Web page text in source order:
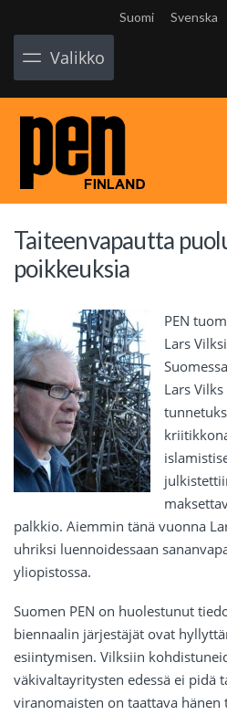
Suomi Svenska
Valikko
Taiteenvapautta
poikkeuksia
PEN
Lars
Lars
palkkio. Aiemmin tänä vuonna
uhriksi luennoidessaan
yliopistossa.
Suomen PEN on huolestunut
biennaalin järjestäjät ovat
esiintymisen. Vilksiin
väkivaltayritysten edessä ei pidä
viranomaisten on taattava hänen